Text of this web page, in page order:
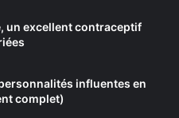
un excellent contraceptif
influentes en
complet)